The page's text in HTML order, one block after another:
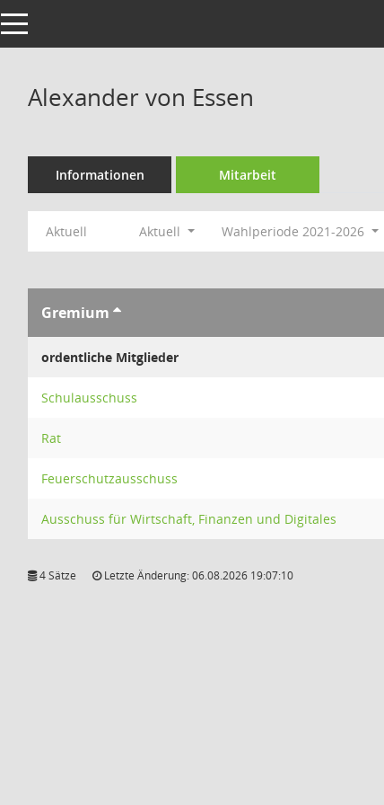
Toggle navigation
Alexander von Essen
Informationen Mitarbeit
Aktuell Aktuell Wahlperiode 2021-2026
Gremium
ordentliche Mitglieder
Schulausschuss
Rat
Feuerschutzausschuss
Ausschuss für Wirtschaft, Finanzen und Digitales
4 Sätze Letzte Änderung: 06.08.2026 19:07:10